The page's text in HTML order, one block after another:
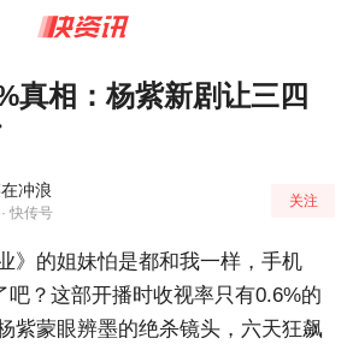
真相：杨紫新剧让三四
冲浪
· 快传号
关注
的姐妹怕是都和我一样，手机
吧？这部开播时收视率只有0.6%的
紫蒙眼辨墨的绝杀镜头，六天狂飙